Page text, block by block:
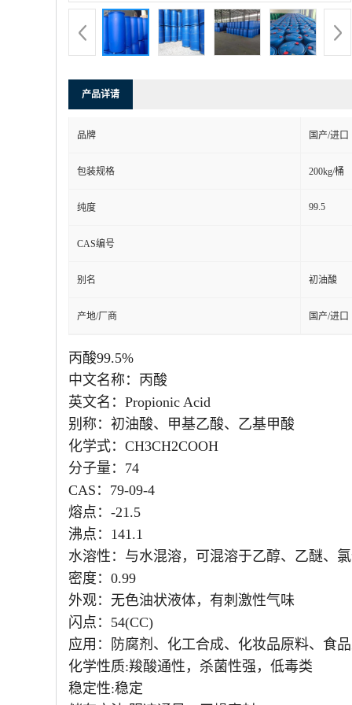
产品详请
品牌 国产/进口
包装规格 200kg/桶
纯度 99.5
CAS编号
别名 初油酸
产地/厂商 国产/进口
丙酸99.5%
中文名称：丙酸
英文名：Propionic Acid
别称：初油酸、甲基乙酸、乙基甲酸
化学式：CH3CH2COOH
分子量：74
CAS：79-09-4
熔点：-21.5
沸点：141.1
水溶性：与水混溶，可混溶于乙醇、乙醚、
密度：0.99
外观：无色油状液体，有刺激性气味
闪点：54(CC)
应用：防腐剂、化工合成、化妆品原料、食
化学性质:羧酸通性，杀菌性强，低毒类
稳定性:稳定